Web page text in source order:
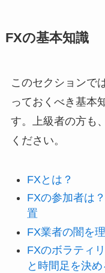
FXの基本知識
このセクションで
っておくべき基本
す。上級者の方も
ください。
FXとは？
FXの参加者は
置
FX業者の闇を
FXのボラティ
と時間足を決